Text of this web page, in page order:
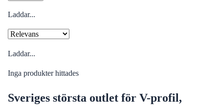
Laddar...
Laddar...
Inga produkter hittades
Sveriges största outlet för V-profil,